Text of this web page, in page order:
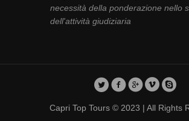
necessità della ponderazione nello
dell'attività giudiziaria
Capri Top Tours © 2023 | All Rights